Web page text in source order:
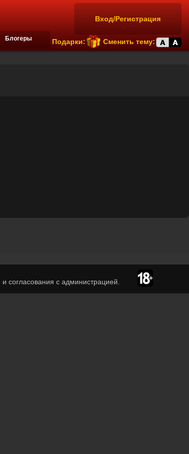
Вход/Регистрация
Подарки: Сменить тему:
Блогеры
– Анонсирующий тизер
с администрацией.